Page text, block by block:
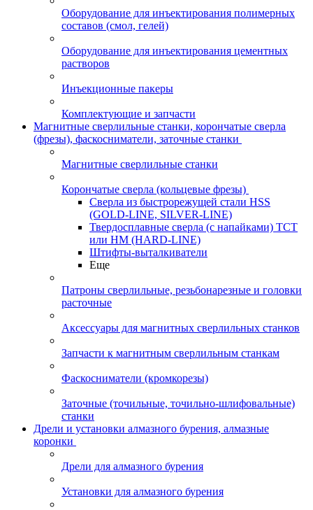
Оборудование для инъектирования полимерных
составов (смол, гелей)
Оборудование для инъектирования цементных
растворов
Инъекционные пакеры
Комплектующие и запчасти
Магнитные сверлильные станки, корончатые сверла
(фрезы), фаскосниматели, заточные станки
Магнитные сверлильные станки
Корончатые сверла (кольцевые фрезы)
Сверла из быстрорежущей стали HSS
(GOLD-LINE, SILVER-LINE)
Твердосплавные сверла (с напайками) ТСТ
или HM (HARD-LINE)
Штифты-выталкиватели
Еще
Патроны сверлильные, резьбонарезные и головки
расточные
Аксессуары для магнитных сверлильных станков
Запчасти к магнитным сверлильным станкам
Фаскосниматели (кромкорезы)
Заточные (точильные, точильно-шлифовальные)
станки
Дрели и установки алмазного бурения, алмазные
коронки
Дрели для алмазного бурения
Установки для алмазного бурения